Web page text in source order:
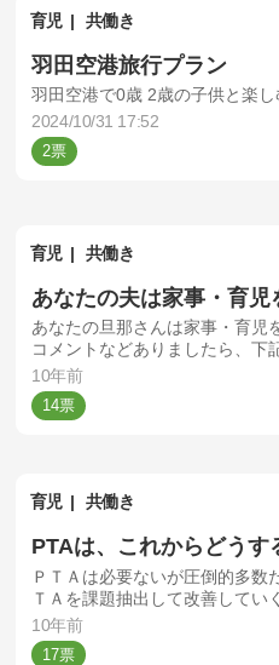
育児 共働き
羽田空港旅行プラン
羽田空港で0歳 2歳の子供と楽
2024/10/31 17:52
2
育児 共働き
あなたの夫は家事・育児
あなたの旦那さんは家事・育児
コメントなどありましたら、下
10年前
14
育児 共働き
PTAは、これからどうす
ＰＴＡは必要ないが圧倒的多数
ＴＡを課題抽出して改善してい
廃・解散など無くしてしまうか
作るか、ご回答宜しくお願いし
10年前
17